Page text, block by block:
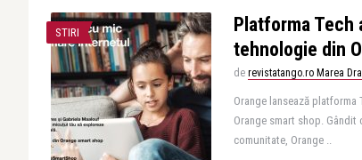
STIRI
Platforma Tech
tehnologie din
de revistatango.ro Marea
Orange lansează platforma
Orange smart shop.
comunitate, Orange ..